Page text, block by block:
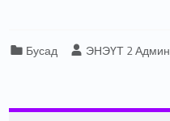
Categorized in:
Бусад Written by:
ЭНЭҮТ 2 Админ